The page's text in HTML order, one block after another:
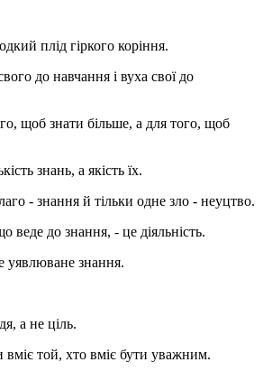
плід гіркого коріння.
до навчання і вуха свої до
щоб знати більше, а для того, щоб
знань, а якість їх.
- знання й тільки одне зло - неуцтво.
до знання, - це діяльність.
знання.
а не ціль.
вміє той, хто вміє бути уважним.